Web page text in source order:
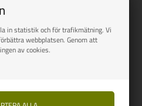
in statistik och för trafikmätning. Vi
webbplatsen. Genom att
av cookies.
Vejl. udsalg382,00
381,00